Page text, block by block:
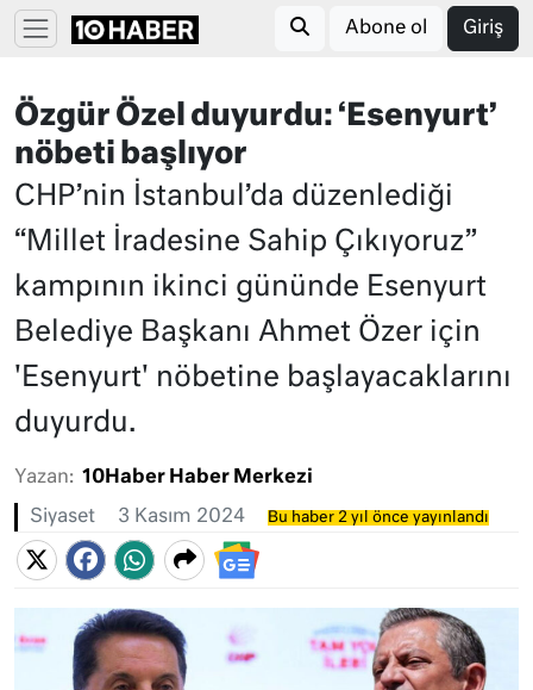
Abone ol Giriş
Özgür Özel duyurdu: ‘Esenyurt’
nöbeti başlıyor
CHP’nin İstanbul’da düzenlediği
“Millet İradesine Sahip Çıkıyoruz”
kampının ikinci gününde Esenyurt
Belediye Başkanı Ahmet Özer için
'Esenyurt' nöbetine başlayacaklarını
duyurdu.
Yazan: 10Haber Haber Merkezi
Siyaset 3 Kasım 2024 Bu haber 2 yıl önce yayınlandı